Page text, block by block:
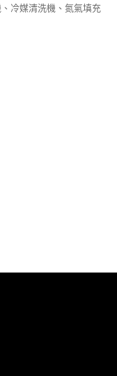
冷媒清洗機、氮氣填充